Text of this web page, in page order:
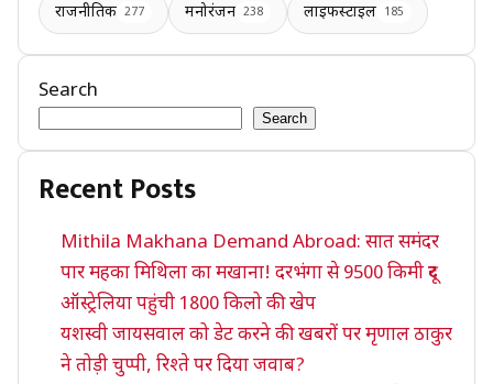
राजनीतिक 277 मनोरंजन 238 लाइफस्टाइल 185
Search
Search
Recent Posts
Mithila Makhana Demand Abroad: सात समंदर
पार महका मिथिला का मखाना! दरभंगा से 9500 किमी दूर
ऑस्ट्रेलिया पहुंची 1800 किलो की खेप
यशस्वी जायसवाल को डेट करने की खबरों पर मृणाल ठाकुर
ने तोड़ी चुप्पी, रिश्ते पर दिया जवाब?